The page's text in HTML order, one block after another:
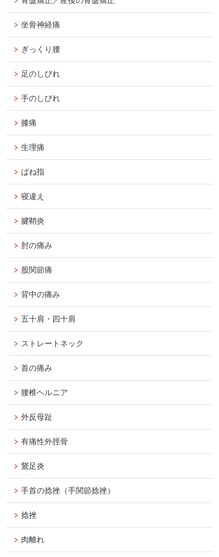
坐骨神経痛
ぎっくり腰
足のしびれ
手のしびれ
膝痛
生理痛
ばね指
寝違え
腱鞘炎
肘の痛み
股関節痛
背中の痛み
五十肩・四十肩
ストレートネック
首の痛み
腰椎ヘルニア
外反母趾
有痛性外脛骨
鵞足炎
手首の捻挫（手関節捻挫）
捻挫
肉離れ